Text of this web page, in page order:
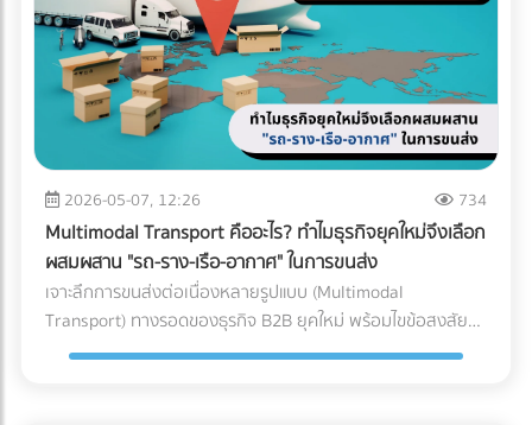
เครื่องโฟล์คลิฟต์สำหรับโหลดของหรือไม่) ต้องการบริการเสริม
อะไรบ้าง? (เช่น ต้องการพนักงานยกของด้วย หรือต้องการ
ประกันภัยสินค้ามูลค่าสูงครอบคลุมเพิ่มเติม) สรุป การเลือก
ประเภทรถขนส่งให้ตรงกับงาน ไม่เพียงแต่ช่วยปกป้องสินค้าให้ถึง
มือลูกค้าอย่างปลอดภัย แต่ยังเป็นกลยุทธ์สำคัญที่ช่วยให้ฝ่ายจัด
ซื้อคุมงบประมาณ Logistics ได้อย่างมีประสิทธิภาพ กำลัง
วางแผนขนส่งสินค้าล็อตใหญ่อยู่ใช่ไหม? ไม่ต้องเสียเวลาโทรเช็
กราคาหลายที่ให้วุ่นวาย! ค้นหาและเปรียบเทียบ บริษัทขนส่ง
สินค้า, ผู้ให้บริการขนส่งเหมาคัน, และบริษัท Logistics ชั้นนำ ที่มี
รถพร้อมให้บริการทุกประเภท ผ่านการคัดกรองความน่าเชื่อถือ
แล้ว ได้ที่นี่
อาคารฝั่งตรงข้ามกัน สินค้าจะไหลไปในทิศทางเดียวแบบไม่มีการ
ย้อนกลับ ข้อดี: ลดความสับสนและการวิ่งสวนทางกันได้อย่าง
เด็ดขาด กระบวนการทำงานไหลลื่นมาก (Straight-line flow) ลด
อุบัติเหตุบริเวณคอขวด ข้อควรระวัง: ต้องใช้อาคารที่มีความยาว
มาก และต้องใช้พื้นที่ภายนอก (ลานจอดรถ) ทั้ง 2 ฝั่งของอาคาร
ทำให้สิ้นเปลืองพื้นที่โดยรอบ เหมาะกับใคร?: โรงงานอุตสาหกรรม
ขนาดใหญ่, ธุรกิจที่มีปริมาณการเข้า-ออกของสินค้ามหาศาล
(High-volume), หรือสินค้าที่มีน้ำหนักมาก/ชิ้นใหญ่ที่เคลื่อนย้าย
ยาก 3. รูปแบบตัว L (L-Shaped Layout) ผังคลังสินค้าแบบตัว
L จะคล้ายกับตัว I แต่จุดรับสินค้าและจุดจ่ายสินค้าจะตั้งฉากกันที่
มุม 90 องศา (อยู่คนละด้านของผนังอาคาร) มักเกิดขึ้นจากข้อ
จำกัดของรูปทรงอาคาร หรือพื้นที่ที่ดิน ข้อดี: แยกพื้นที่รับและส่ง
สินค้าออกจากกันอย่างชัดเจน ลดความแออัดบริเวณประตูได้ดี
Account) อย่างเคร่งครัด หมดยุคของการทำ "บัญชีเล่มหนึ่งยื่น
สรรพากร บัญชีเล่มสองเก็บไว้ดูเอง" แล้ว เพราะข้อมูลเงินสดที่
เข้าบัญชีธนาคาร ข้อมูลค่าน้ำค่าไฟ หรือข้อมูลการนำเข้าสินค้า
ถูกเชื่อมโยงถึงกันหมด การจงใจทำรายได้ให้ต่ำกว่าความเป็นจริง
จะทำให้ตัวเลขในงบการเงินขัดแย้งกันเองจนกลายเป็นเป้าหมาย
หลักของ AI ทันที วิธีแก้: ลงบันทึกรายได้และค่าใช้จ่ายทุกรายการ
ตามความเป็นจริง นอกจากจะปลอดภัยจากสรรพากรแล้ว งบ
การเงินที่สะท้อนกำไรที่แท้จริง ยังช่วยให้ธุรกิจกู้ขอสินเชื่อกับ
ธนาคาร หรือดึงดูดนักลงทุนได้ง่ายขึ้นด้วย 2. ปรับตัวเข้าสู่ระบบ
Digital Tax แบบเต็มรูปแบบ ความผิดพลาดเล็กๆ น้อยๆ จาก
การทำงานของคน (Human Error) เช่น พิมพ์ตัวเลขใบกำกับ
ภาษีผิด หรือหัก ณ ที่จ่ายไม่ครบ ถือเป็นหนึ่งในสาเหตุหลักที่ทำให้
โดนเรียกตรวจสอบ วิธีแก้: เปลี่ยนจากการใช้กระดาษ มาใช้ระบบ
2026-05-07, 12:26 734
Multimodal Transport คืออะไร? ทำไมธุรกิจยุคใหม่จึงเลือก
ผสมผสาน "รถ-ราง-เรือ-อากาศ" ในการขนส่ง
เจาะลึกการขนส่งต่อเนื่องหลายรูปแบบ (Multimodal
Transport) ทางรอดของธุรกิจ B2B ยุคใหม่ พร้อมไขข้อสงสัยว่า
ใครคือ "เจ้าภาพ" ตัวจริงที่ช่วยคุมต้นทุนและเวลา ค้นหาพาร์ท